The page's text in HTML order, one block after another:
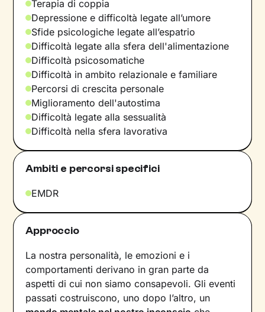
Terapia di coppia
Depressione e difficoltà legate all’umore
Sfide psicologiche legate all’espatrio
Difficoltà legate alla sfera dell'alimentazione
Difficoltà psicosomatiche
Difficoltà in ambito relazionale e familiare
Percorsi di crescita personale
Miglioramento dell'autostima
Difficoltà legate alla sessualità
Difficoltà nella sfera lavorativa
Ambiti e percorsi specifici
EMDR
Approccio
La nostra personalità, le emozioni e i
comportamenti derivano in gran parte da
aspetti di cui non siamo consapevoli. Gli eventi
passati costruiscono, uno dopo l’altro, un